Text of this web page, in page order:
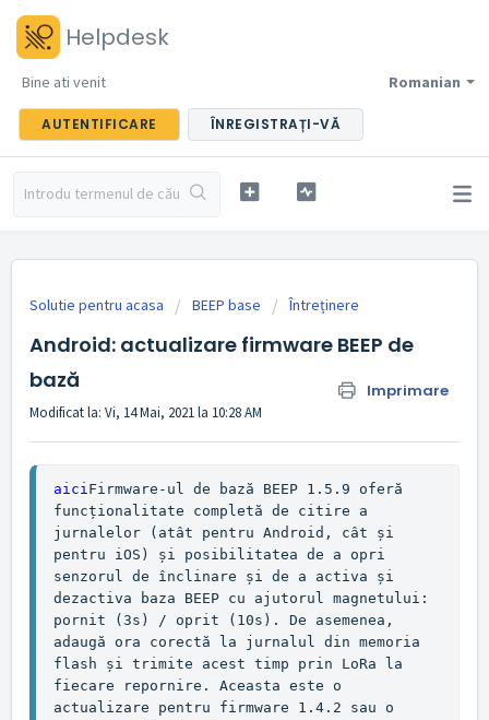
Helpdesk
Romanian
Bine ati venit
AUTENTIFICARE ÎNREGISTRAȚI-VĂ
Solutie pentru acasa BEEP base Întreținere
Android: actualizare firmware BEEP de
bază
Imprimare
Modificat la: Vi, 14 Mai, 2021 la 10:28 AM
aiciFirmware-ul de bază BEEP 1.5.9 oferă
funcționalitate completă de citire a
jurnalelor (atât pentru Android, cât și
pentru iOS) și posibilitatea de a opri
senzorul de înclinare și de a activa și
dezactiva baza BEEP cu ajutorul magnetului:
pornit (3s) / oprit (10s). De asemenea,
adaugă ora corectă la jurnalul din memoria
flash și trimite acest timp prin LoRa la
fiecare repornire. Aceasta este o
actualizare pentru firmware 1.4.2 sau o